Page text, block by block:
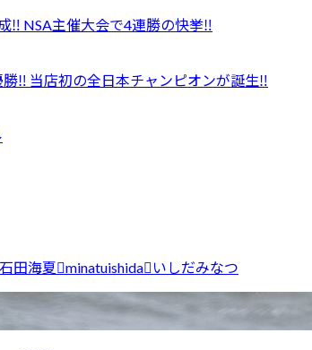
‼︎ NSA主催大会で4連勝の快挙‼︎
‼︎ 当店初の全日本チャンピオンが誕生‼︎
石田海夏 minatuishida いしだみなつ